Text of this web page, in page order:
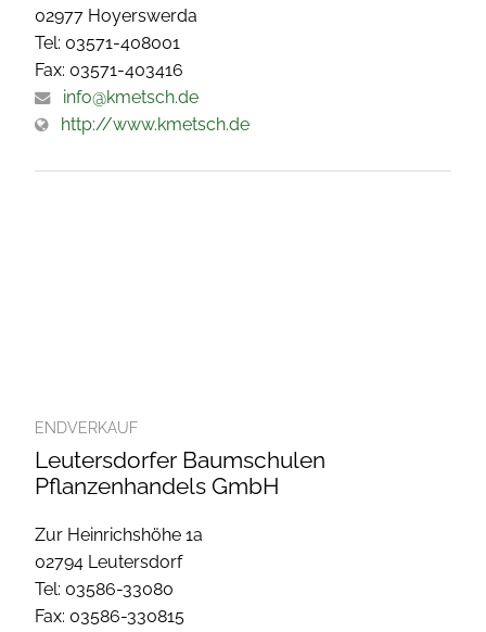
02977 Hoyerswerda
Tel: 03571-408001
Fax: 03571-403416
info@kmetsch.de
http://www.kmetsch.de
ENDVERKAUF
Leutersdorfer Baumschulen
Pflanzenhandels GmbH
Zur Heinrichshöhe 1a
02794 Leutersdorf
Tel: 03586-33080
Fax: 03586-330815